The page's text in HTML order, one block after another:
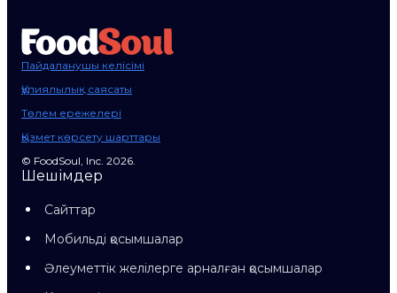
Пайдаланушы келісімі
Құпиялылық саясаты
Төлем ережелері
Қызмет көрсету шарттары
© FoodSoul, Inc. 2026.
Шешімдер
Сайттар
Мобильді қосымшалар
Әлеуметтік желілерге арналған қосымшалар